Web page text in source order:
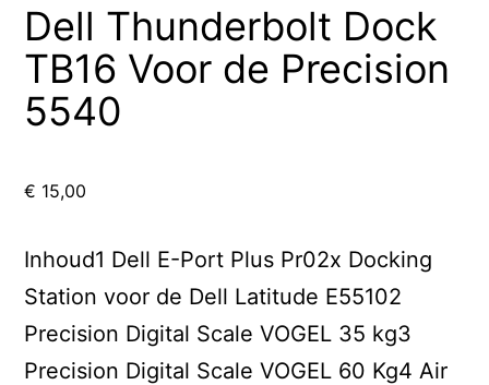
Dell Thunderbolt Dock
TB16 Voor de Precision
5540
€ 15,00
Inhoud1 Dell E-Port Plus Pr02x Docking
Station voor de Dell Latitude E55102
Precision Digital Scale VOGEL 35 kg3
Precision Digital Scale VOGEL 60 Kg4 Air